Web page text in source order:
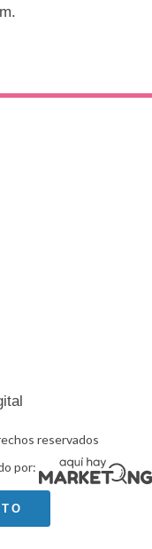
reservados
por: